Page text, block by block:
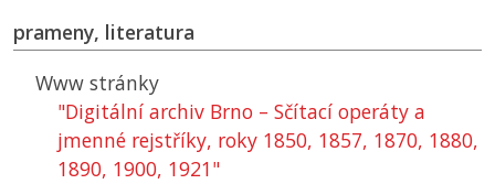
prameny, literatura
Www stránky
"Digitální archiv Brno – Sčítací operáty a
jmenné rejstříky, roky 1850, 1857, 1870, 1880,
1890, 1900, 1921"